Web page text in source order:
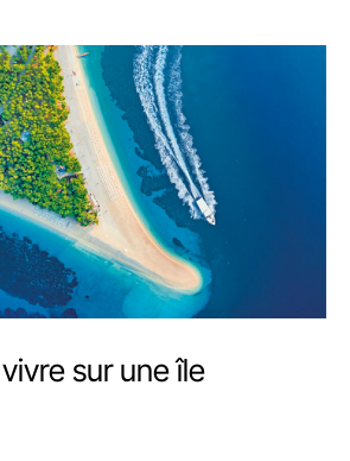
sur une île